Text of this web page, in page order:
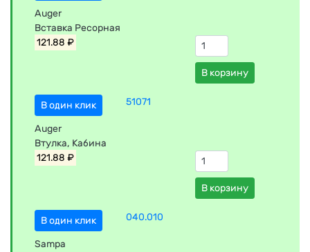
Auger
Вставка Ресорная
121.88 ₽
В корзину
В один клик 51071
Auger
Втулка, Кабина
121.88 ₽
В корзину
В один клик 040.010
Sampa